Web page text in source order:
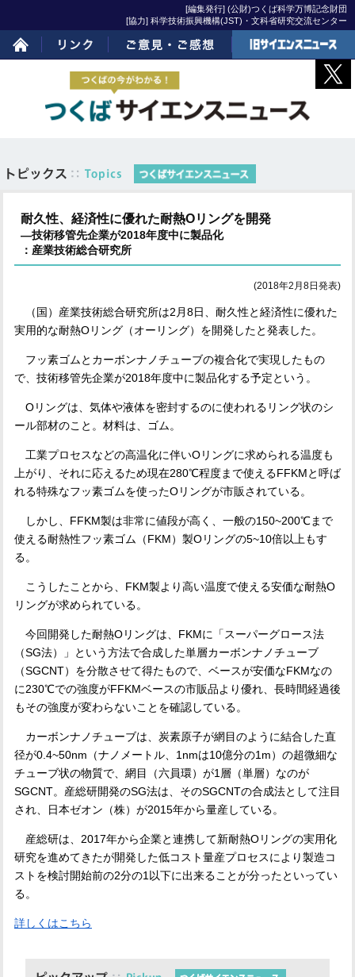
[編集発行] (公財)つくば科学万博記念財団
[協力] 科学技術振興機構(JST)・文科省研究交流センター
ホーム リンク ご意見・ご感想
旧サイエンスニュー
耐久性、経済性に優れた耐熱Oリングを開発
―技術移管先企業が2018年度中に製品化
：産業技術総合研究所
(2018年2月8日発表)
（国）産業技術総合研究所は2月8日、耐久性と経済性に優れた
実用的な耐熱Oリング（オーリング）を開発したと発表した。
フッ素ゴムとカーボンナノチューブの複合化で実現したもの
で、技術移管先企業が2018年度中に製品化する予定という。
Oリングは、気体や液体を密封するのに使われるリング状のシ
ール部材のこと。材料は、ゴム。
工業プロセスなどの高温化に伴いOリングに求められる温度も
上がり、それに応えるため現在280℃程度まで使えるFFKMと呼ば
れる特殊なフッ素ゴムを使ったOリングが市販されている。
しかし、 FFKM製は非常に値段が高く、一般の150~200℃まで
使える耐熱性フッ素ゴム（FKM）製Oリングの5~10倍以上もす
る。
こうしたことから、 FKM製より高い温度で使える安価な耐熱O
リングが求められている。
今回開発した耐熱Oリングは、 FKMに「スーパーグロース法
（SG法）」という方法で合成した単層カーボンナノチューブ
（SGCNT）を分散させて得たもので、ベースが安価なFKMなの
に230℃での強度がFFKMベースの市販品より優れ、長時間経過後
もその強度が変わらないことを確認している。
カーボンナノチューブは、炭素原子が網目のように結合した直
径が0.4~50nm （ナノメートル、 1nmは10億分の1m）の超微細な
チューブ状の物質で、網目（六員環）が1層（単層）なのが
SGCNT。産総研開発のSG法は、そのSGCNTの合成法として注目
され、日本ゼオン（株）が2015年から量産している。
産総研は、 2017年から企業と連携して新耐熱Oリングの実用化
研究を進めてきたが開発した低コスト量産プロセスにより製造コ
ストを検討開始前の2分の1以下に出来ることが分ったといってい
る。
詳しくはこちら